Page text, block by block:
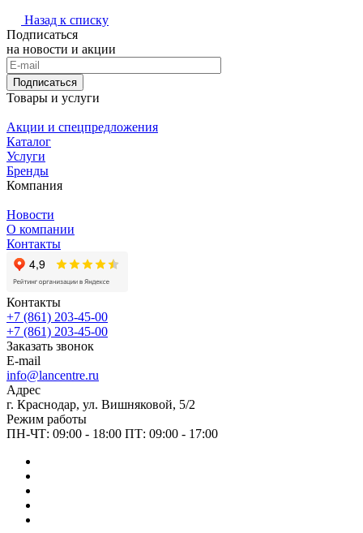
Назад к списку
Подписаться
на новости и акции
Подписаться
Товары и услуги
Акции и спецпредложения
Каталог
Услуги
Бренды
Компания
Новости
О компании
Контакты
Контакты
+7 (861) 203-45-00
+7 (861) 203-45-00
Заказать звонок
E-mail
info@lancentre.ru
Адрес
г. Краснодар, ул. Вишняковой, 5/2
Режим работы
ПН-ЧТ: 09:00 - 18:00 ПТ: 09:00 - 17:00